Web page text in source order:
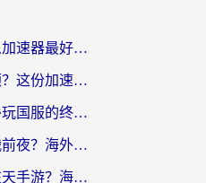
在欧洲玩晶核用什么加速器最好呢？一个老玩家的真心话
海外玩新寻仙总卡顿？这份加速器选择指南让你秒回国服流畅体验
从魔兽到蛋仔：海外玩国服的终极加速指南，找到你的专属高速通道
在国外能不能玩星战前夜？海外党国服游戏不卡顿的秘密武器在这里
在印度怎么玩御龙在天手游？海外党畅玩国服的终极生存指南